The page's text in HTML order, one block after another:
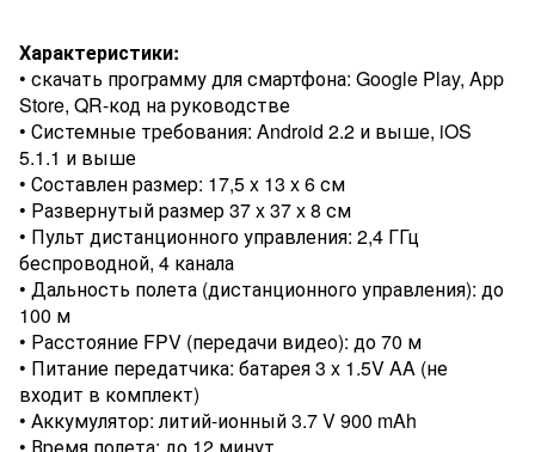
Характеристики:
• скачать программу для смартфона: Google Play, App
Store, QR-код на руководстве
• Системные требования: Android 2.2 и выше, iOS
5.1.1 и выше
• Составлен размер: 17,5 x 13 x 6 см
• Развернутый размер 37 x 37 x 8 см
• Пульт дистанционного управления: 2,4 ГГц
беспроводной, 4 канала
• Дальность полета (дистанционного управления): до
100 м
• Расстояние FPV (передачи видео): до 70 м
• Питание передатчика: батарея 3 x 1.5V AA (не
входит в комплект)
• Аккумулятор: литий-ионный 3.7 V 900 mAh
• Время полета: до 12 минут